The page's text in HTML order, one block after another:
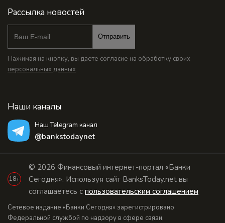
Рассылка новостей
Отправить
Нажимая на кнопку, вы даете согласие на обработку своих
персональных данных
Наши каналы
Наш Telegram канал
@bankstodaynet
18+
© 2026 Финансовый интернет-портал «Банки
Сегодня». Используя сайт BanksToday.net вы
соглашаетесь с пользовательским соглашением
Сетевое издание «Банки Сегодня» зарегистрировано
Федеральной службой по надзору в сфере связи,